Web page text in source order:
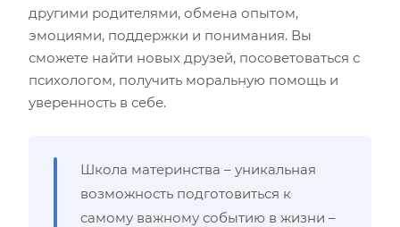
другими родителями, обмена опытом,
эмоциями, поддержки и понимания. Вы
сможете найти новых друзей, посоветоваться с
психологом, получить моральную помощь и
уверенность в себе.
Школа материнства – уникальная
возможность подготовиться к
самому важному событию в жизни –